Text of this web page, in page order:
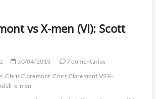
vs X-men (VI): Scott
30/04/2013
7 comentarios
Chris Claremont Chris Claremont VS X-
x-men